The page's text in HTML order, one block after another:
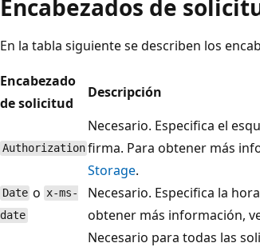
Encabezados de
En la tabla siguiente se describen los
Encabezado
de solicitud
Descripción
Authorization
Necesario. Especifica el
firma. Para obtener más
Storage.
Date o x-ms-
date
Necesario. Especifica la
obtener más información,
Necesario para todas las